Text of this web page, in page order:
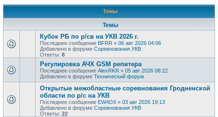
Темы
Темы
Кубок РБ по р/св на УКВ 2026 г.
Последнее сообщение BFRR « 06 авг 2026 04:06
Добавлено в форуме Соревнования УКВ
Ответы: 8
Регулировка АЧХ GSM репитера
Последнее сообщение AlexRKR « 05 авг 2026 08:22
Добавлено в форуме Технический форум
Открытые межобластные соревнования Гродненской
области по р/с на УКВ
Последнее сообщение EW4DX « 03 авг 2026 19:13
Добавлено в форуме Соревнования УКВ
Ответы: 22